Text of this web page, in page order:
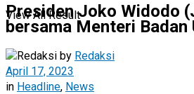
View All Result
Presiden Joko Widodo
bersama Menteri Badan
by Redaksi
April 17, 2023
in Headline, News